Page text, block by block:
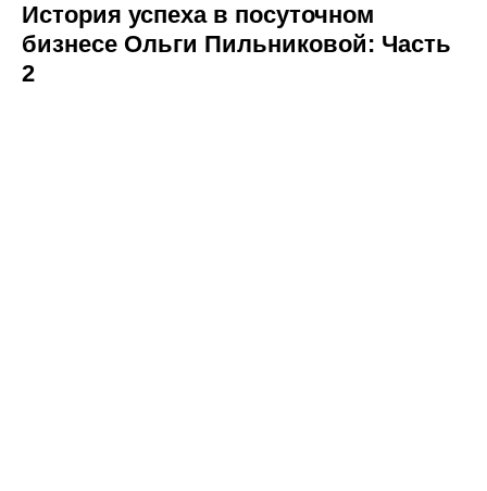
История успеха в посуточном
бизнесе Ольги Пильниковой: Часть
2